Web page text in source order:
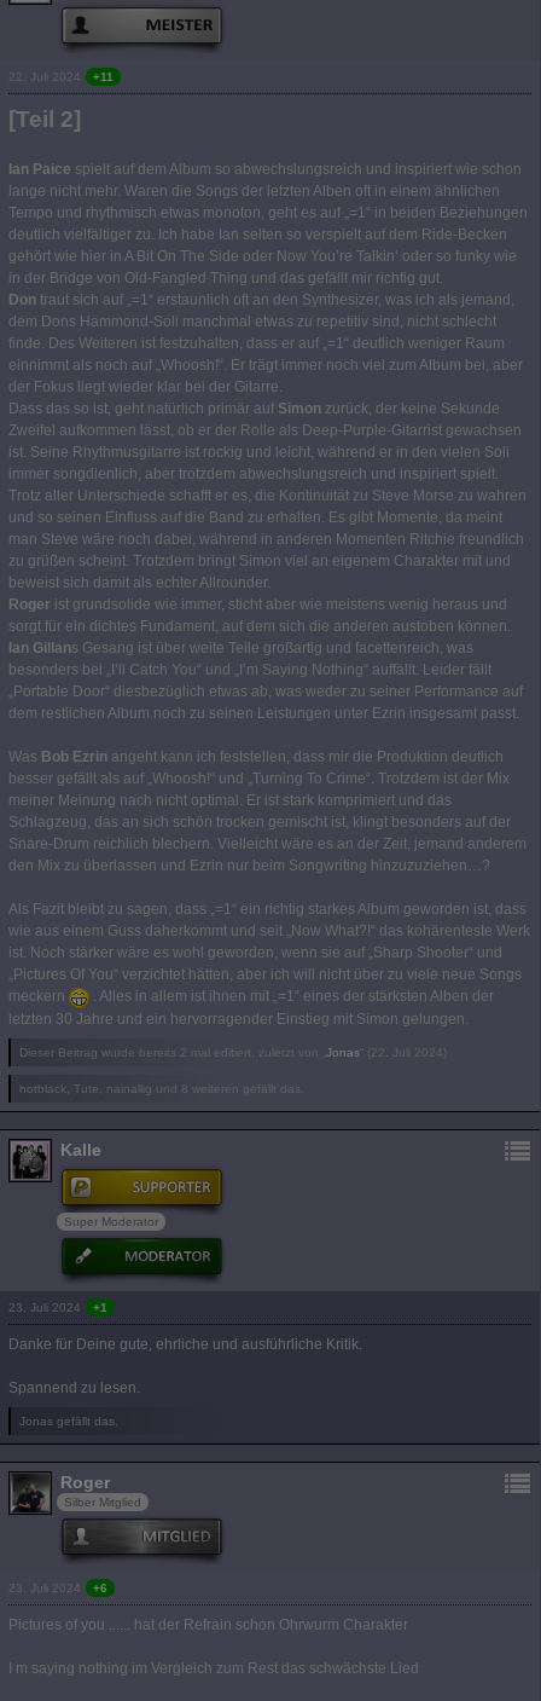
22. Juli 2024 +11
[Teil 2]
Ian Paice spielt auf dem Album so abwechslungsreich und inspiriert wie schon
lange nicht mehr. Waren die Songs der letzten Alben oft in einem ähnlichen
Tempo und rhythmisch etwas monoton, geht es auf „=1“ in beiden Beziehungen
deutlich vielfältiger zu. Ich habe Ian selten so verspielt auf dem Ride-Becken
gehört wie hier in A Bit On The Side oder Now You’re Talkin‘ oder so funky wie
in der Bridge von Old-Fangled Thing und das gefällt mir richtig gut.
Don traut sich auf „=1“ erstaunlich oft an den Synthesizer, was ich als jemand,
dem Dons Hammond-Soli manchmal etwas zu repetitiv sind, nicht schlecht
finde. Des Weiteren ist festzuhalten, dass er auf „=1“ deutlich weniger Raum
einnimmt als noch auf „Whoosh!“. Er trägt immer noch viel zum Album bei, aber
der Fokus liegt wieder klar bei der Gitarre.
Dass das so ist, geht natürlich primär auf Simon zurück, der keine Sekunde
Zweifel aufkommen lässt, ob er der Rolle als Deep-Purple-Gitarrist gewachsen
ist. Seine Rhythmusgitarre ist rockig und leicht, während er in den vielen Soli
immer songdienlich, aber trotzdem abwechslungsreich und inspiriert spielt.
Trotz aller Unterschiede schafft er es, die Kontinuität zu Steve Morse zu wahren
und so seinen Einfluss auf die Band zu erhalten. Es gibt Momente, da meint
man Steve wäre noch dabei, während in anderen Momenten Ritchie freundlich
zu grüßen scheint. Trotzdem bringt Simon viel an eigenem Charakter mit und
beweist sich damit als echter Allrounder.
Roger ist grundsolide wie immer, sticht aber wie meistens wenig heraus und
sorgt für ein dichtes Fundament, auf dem sich die anderen austoben können.
Ian Gillans Gesang ist über weite Teile großartig und facettenreich, was
besonders bei „I’ll Catch You“ und „I’m Saying Nothing“ auffällt. Leider fällt
„Portable Door“ diesbezüglich etwas ab, was weder zu seiner Performance auf
dem restlichen Album noch zu seinen Leistungen unter Ezrin insgesamt passt.
Was Bob Ezrin angeht kann ich feststellen, dass mir die Produktion deutlich
besser gefällt als auf „Whoosh!“ und „Turning To Crime“. Trotzdem ist der Mix
meiner Meinung nach nicht optimal. Er ist stark komprimiert und das
Schlagzeug, das an sich schön trocken gemischt ist, klingt besonders auf der
Snare-Drum reichlich blechern. Vielleicht wäre es an der Zeit, jemand anderem
den Mix zu überlassen und Ezrin nur beim Songwriting hinzuzuziehen…?
Als Fazit bleibt zu sagen, dass „=1“ ein richtig starkes Album geworden ist, dass
wie aus einem Guss daherkommt und seit „Now What?!“ das kohärenteste Werk
ist. Noch stärker wäre es wohl geworden, wenn sie auf „Sharp Shooter“ und
„Pictures Of You“ verzichtet hätten, aber ich will nicht über zu viele neue Songs
meckern
. Alles in allem ist ihnen mit „=1“ eines der stärksten Alben der
letzten 30 Jahre und ein hervorragender Einstieg mit Simon gelungen.
Dieser Beitrag wurde bereits 2 mal editiert, zuletzt von „ Jonas“ (22. Juli 2024)
hotblack, Tute, nainallig und 8 weiteren gefällt das.
Kalle
Super Moderator
23. Juli 2024 +1
Danke für Deine gute, ehrliche und ausführliche Kritik.
Spannend zu lesen.
Jonas gefällt das.
Roger
Silber Mitglied
23. Juli 2024 +6
Pictures of you ...... hat der Refrain schon Ohrwurm Charakter
I m saying nothing im Vergleich zum Rest das schwächste Lied